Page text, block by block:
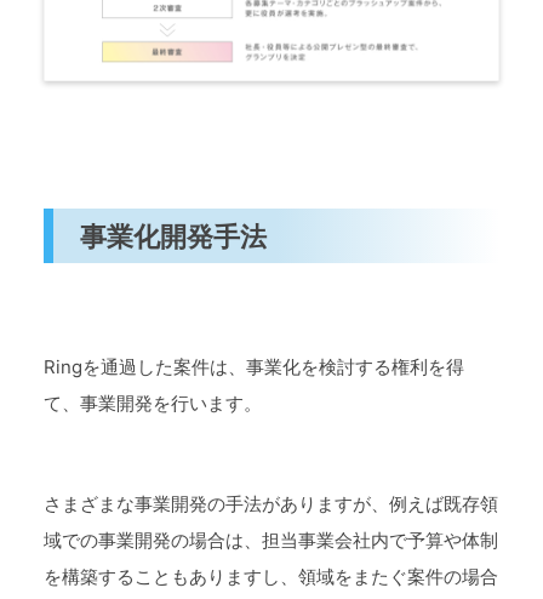
事業化開発手法
Ringを通過した案件は、事業化を検討する権利を得
て、事業開発を行います。
さまざまな事業開発の手法がありますが、例えば既存領
域での事業開発の場合は、担当事業会社内で予算や体制
を構築することもありますし、領域をまたぐ案件の場合